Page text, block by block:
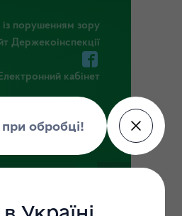
порушенням зору
Держекоінспекції
Електронний кабінет